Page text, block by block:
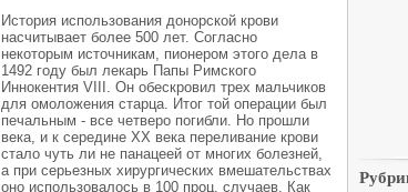
История использования донорской крови
насчитывает более 500 лет. Согласно
некоторым источникам, пионером этого дела в
1492 году был лекарь Папы Римского
Иннокентия VIII. Он обескровил трех мальчиков
для омоложения старца. Итог той операции был
печальным - все четверо погибли. Но прошли
века, и к середине XX века переливание крови
стало чуть ли не панацеей от многих болезней,
а при серьезных хирургических вмешательствах
оно использовалось в 100 проц. случаев. Как